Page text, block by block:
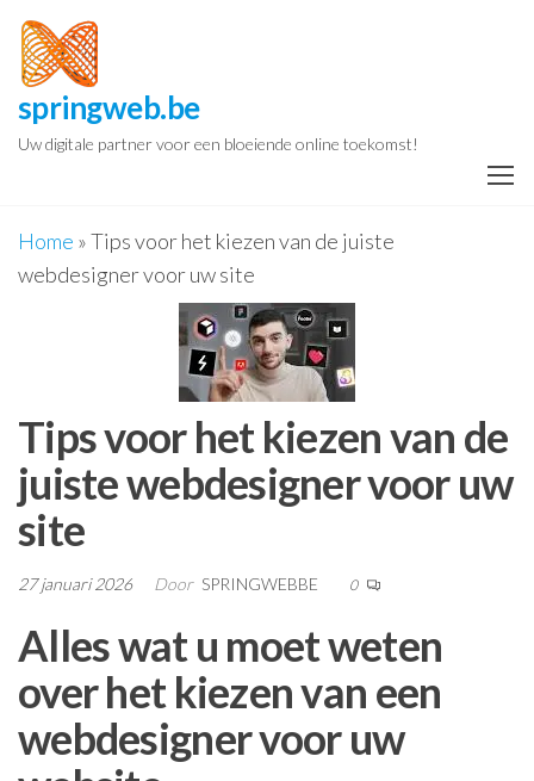
Spring
naar
de
inhoud
springweb.be
Uw digitale partner voor een bloeiende online toekomst!
Home »Tips voor het kiezen van de juiste
webdesigner voor uw site
Tips voor het kiezen van de
juiste webdesigner voor uw
site
27 januari 2026 Door SPRINGWEBBE 0
Alles wat u moet weten
over het kiezen van een
webdesigner voor uw